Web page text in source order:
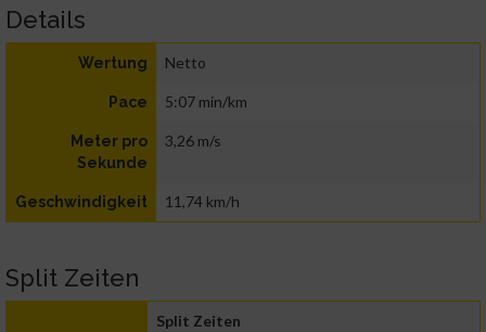
Details
Wertung Netto
Pace 5:07 min/km
Meter pro
Sekunde
3,26 m/s
Geschwindigkeit 11,74 km/h
Split Zeiten
Split Zeiten